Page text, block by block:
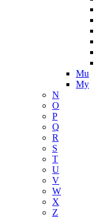
Mu
My
N
O
P
Q
R
S
T
U
V
W
X
Z